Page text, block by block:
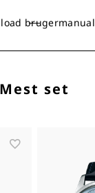
brugermanual
Mest set